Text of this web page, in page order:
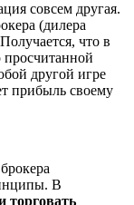
совсем другая.
(дилера
что в
просчитанной
другой игре
прибыль своему
В
торговать